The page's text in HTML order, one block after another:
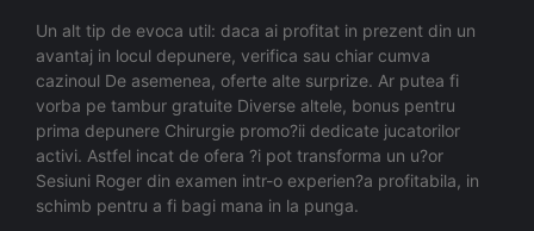
Un alt tip de evoca util: daca ai profitat in prezent din un
avantaj in locul depunere, verifica sau chiar cumva
cazinoul De asemenea, oferte alte surprize. Ar putea fi
vorba pe tambur gratuite Diverse altele, bonus pentru
prima depunere Chirurgie promo?ii dedicate jucatorilor
activi. Astfel incat de ofera ?i pot transforma un u?or
Sesiuni Roger din examen intr-o experien?a profitabila, in
schimb pentru a fi bagi mana in la punga.